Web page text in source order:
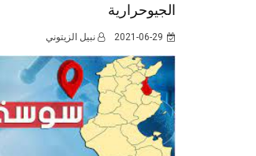
الجيوحرارية
2021-06-29 نبيل الزيتوني